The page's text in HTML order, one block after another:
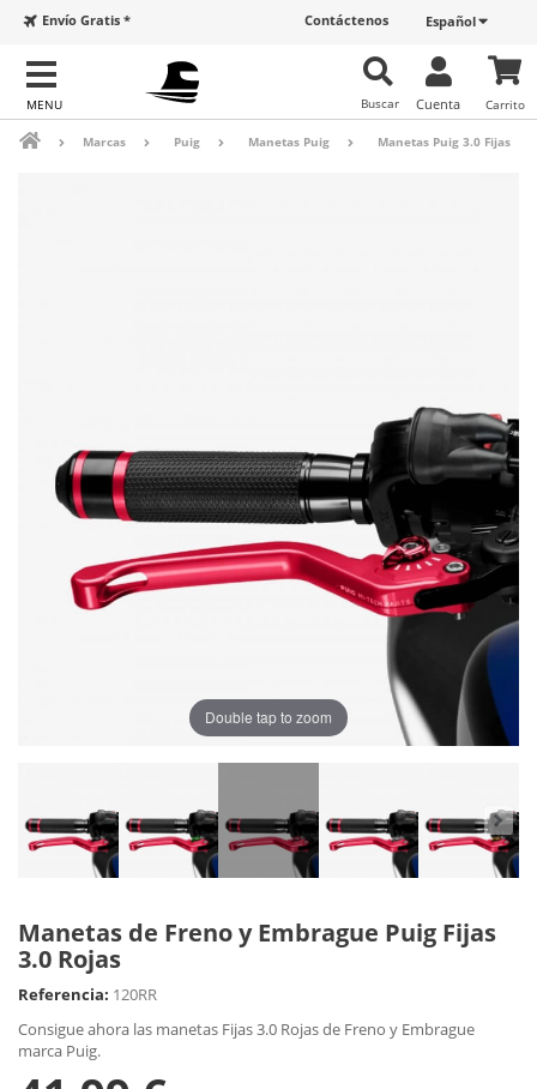
Español
Contáctenos
Envío Gratis *
Carrito
Cuenta
Buscar
Marcas Puig Manetas Puig Manetas Puig 3.0 Fijas
Double tap to zoom
Manetas de Freno y Embrague Puig Fijas
3.0 Rojas
Referencia: 120RR
Consigue ahora las manetas Fijas 3.0 Rojas de Freno y Embrague
marca Puig.